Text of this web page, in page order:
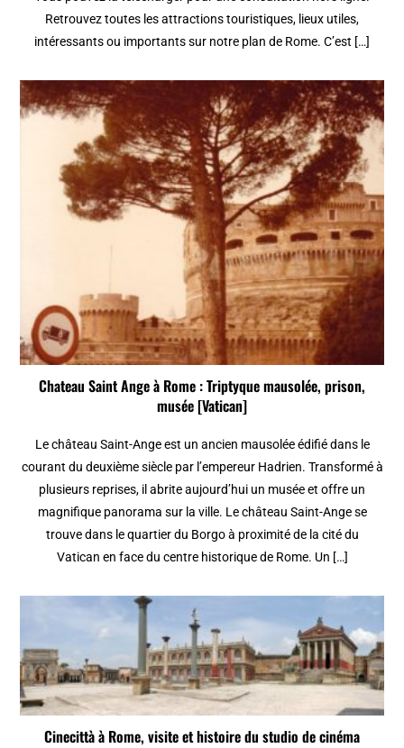
Retrouvez toutes les attractions touristiques, lieux utiles,
intéressants ou importants sur notre plan de Rome. C’est […]
Chateau Saint Ange à Rome : Triptyque mausolée, prison,
musée [Vatican]
Le château Saint-Ange est un ancien mausolée édifié dans le
courant du deuxième siècle par l’empereur Hadrien. Transformé à
plusieurs reprises, il abrite aujourd’hui un musée et offre un
magnifique panorama sur la ville. Le château Saint-Ange se
trouve dans le quartier du Borgo à proximité de la cité du
Vatican en face du centre historique de Rome. Un […]
Cinecittà à Rome, visite et histoire du studio de cinéma